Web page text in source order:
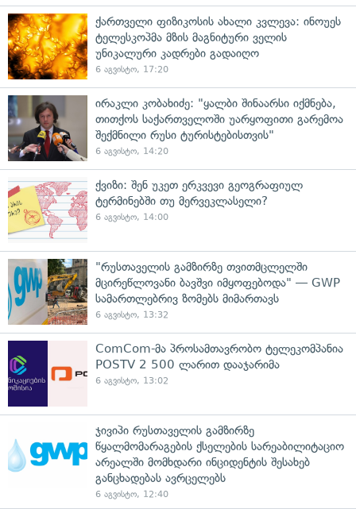
ქართველი ფიზიკოსის ახალი კვლევა: ინოუეს
ტელესკოპმა მზის მაგნიტური ველის
უნიკალური კადრები გადაიღო
6 აგვისტო, 17:20
ირაკლი კობახიძე: "ყალბი შინაარსი იქმნება,
თითქოს საქართველოში უარყოფითი გარემოა
შექმნილი რუსი ტურისტებისთვის"
6 აგვისტო, 14:20
ქვიზი: შენ უკეთ ერკვევი გეოგრაფიულ
ტერმინებში თუ მერვეკლასელი?
6 აგვისტო, 14:00
"რუსთაველის გამზირზე თვითმცლელში
მცირეწლოვანი ბავშვი იმყოფებოდა" — GWP
სამართლებრივ ზომებს მიმართავს
6 აგვისტო, 13:32
ComCom-მა პროსამთავრობო ტელეკომპანია
POSTV 2 500 ლარით დააჯარიმა
6 აგვისტო, 13:02
ჯივიპი რუსთაველის გამზირზე
წყალმომარაგების ქსელების სარეაბილიტაციო
არეალში მომხდარი ინციდენტის შესახებ
განცხადებას ავრცელებს
6 აგვისტო, 12:40